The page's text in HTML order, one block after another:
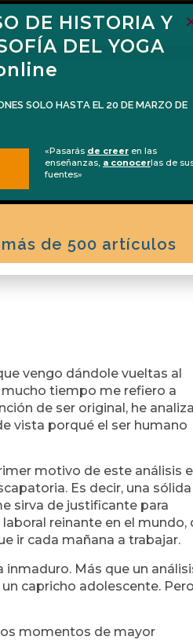
sobre Yoga, la
de 500 artículos
vengo dándole vueltas al
tiempo me refiero a
de ser original, he
vista porqué el ser humano
motivo de este análisis
Es decir, una sólida
sirva de justificante para
reinante en el mundo,
ir cada mañana a trabajar.
inmaduro. Más que un
capricho adolescente.
momentos de mayor
DE HISTORIA Y
DEL YOGA
SOLO HASTA EL 20 DE MARZO DE
«Pasarás de creer en las
enseñanzas, a conocerlas de
fuentes»
DE
DE
DEL YOGA
octubre de 2026 al 22 de enero
La formación en español que te prepara
profesional